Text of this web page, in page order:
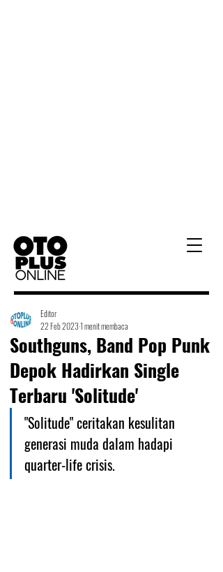
Southguns, Band Pop Punk
Depok Hadirkan Single
Terbaru 'Solitude'
Editor
22 Feb 20231 menit membaca
"Solitude" ceritakan kesulitan
generasi muda dalam hadapi
quarter-life crisis.